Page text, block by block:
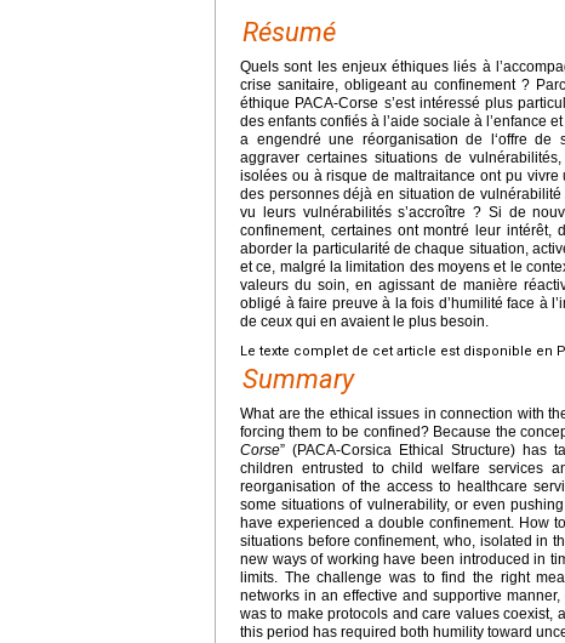
Résumé
Quels sont les enjeux éthiques liés à
crise sanitaire, obligeant au confinement ?
éthique PACA-Corse s’est intéressé plus
des enfants confiés à l’aide sociale à l’enfance
a engendré une réorganisation de l‘offre de
aggraver certaines situations de
isolées ou à risque de maltraitance ont pu
des personnes déjà en situation de
vu leurs vulnérabilités s’accroître ? Si de
confinement, certaines ont montré leur intérêt,
aborder la particularité de chaque situation,
et ce, malgré la limitation des moyens et le
valeurs du soin, en agissant de manière
obligé à faire preuve à la fois d’humilité face à
de ceux qui en avaient le plus besoin.
Le texte complet de cet article est disponible en
Summary
What are the ethical issues in connection with
forcing them to be confined? Because the
Corse” (PACA-Corsica Ethical Structure)
children entrusted to child welfare services
reorganisation of the access to healthcare
some situations of vulnerability, or even
have experienced a double confinement. How
situations before confinement, who, isolated in
new ways of working have been introduced in
limits. The challenge was to find the right
networks in an effective and supportive
was to make protocols and care values coexist,
this period has required both humility toward